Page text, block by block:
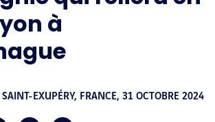
à
SAINT-EXUPÉRY, FRANCE, 31 OCTOBRE 2024